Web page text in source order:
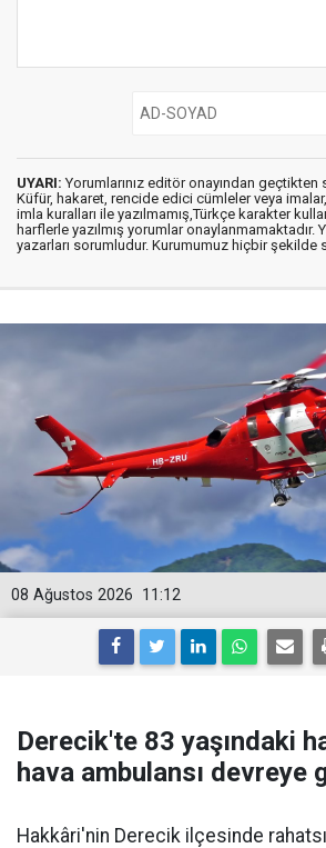
UYARI: Yorumlarınız editör onayından geçtikten
Küfür, hakaret, rencide edici cümleler veya
imla kuralları ile yazılmamış,Türkçe karakter
harflerle yazılmış yorumlar onaylanmamaktadır.
yazarları sorumludur. Kurumumuz hiçbir şekilde
11:12
08 Ağustos 2026
Derecik'te 83 yaşındaki
hava ambulansı devreye
Hakkâri'nin Derecik ilçesinde